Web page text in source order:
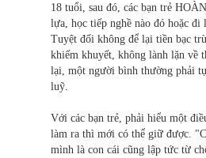
18 tuổi, sau đó, các bạn trẻ
lựa, học tiếp nghề nào đó hoặc đi
Tuyệt đối không để lại tiền bạc
khiếm khuyết, không lành lặn về
lại, một người bình thường phải
luỹ.
Với các bạn trẻ, phải hiểu một
làm ra thì mới có thể giữ được.
mình là con cái cũng lập tức từ